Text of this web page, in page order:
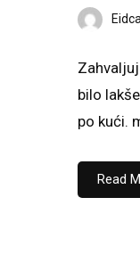
bilo
po kući.
Read